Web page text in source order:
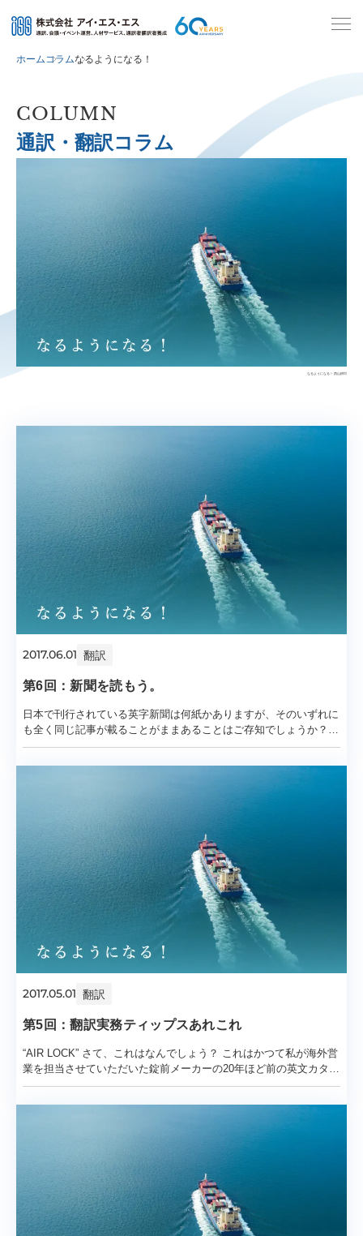
ホームコラムなるようになる！
COLUMN
通訳・翻訳コラム
なるようになる！ 西山耕司
2017.06.01 翻訳
第6回：新聞を読もう。
日本で刊行されている英字新聞は何紙かありますが、そのいずれに
も全く同じ記事が載ることがままあることはご存知でしょうか？
共同、時事、AP、AFP、ロイター等とい
2017.05.01 翻訳
第5回：翻訳実務ティップスあれこれ
“AIR LOCK” さて、これはなんでしょう？ これはかつて私が海外営
業を担当させていただいた錠前メーカーの20年ほど前の英文カタロ
グ中のある製品の表記です。